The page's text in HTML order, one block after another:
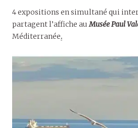
4 expositions en simultané qui
partagent l’affiche auMusée Paul
Méditerranée.